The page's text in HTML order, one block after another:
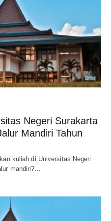
Negeri Surakarta
Mandiri Tahun
kuliah di Universitas Negeri
mandiri?…